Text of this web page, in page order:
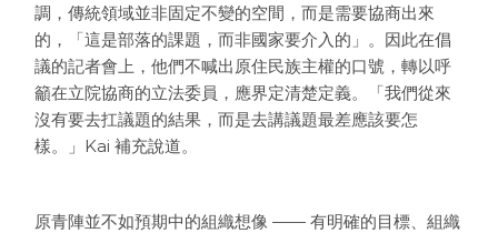
調，傳統領域並非固定不變的空間，而是需要協商出來
的，「這是部落的課題，而非國家要介入的」。因此在倡
議的記者會上，他們不喊出原住民族主權的口號，轉以呼
籲在立院協商的立法委員，應界定清楚定義。「我們從來
沒有要去扛議題的結果，而是去講議題最差應該要怎
樣。」Kai 補充說道。
原青陣並不如預期中的組織想像 —— 有明確的目標、組織